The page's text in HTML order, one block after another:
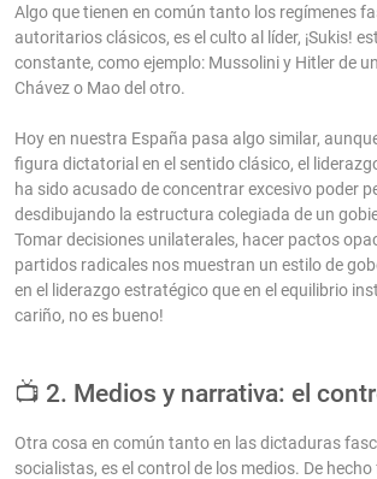
Algo que tienen en común tanto los regímenes
autoritarios clásicos, es el culto al líder, ¡Sukis!
constante, como ejemplo: Mussolini y Hitler de
Chávez o Mao del otro.
Hoy en nuestra España pasa algo similar,
figura dictatorial en el sentido clásico, el
ha sido acusado de concentrar excesivo poder
desdibujando la estructura colegiada de un
Tomar decisiones unilaterales, hacer pactos
partidos radicales nos muestran un estilo de
en el liderazgo estratégico que en el equilibrio
cariño, no es bueno!
📺 2. Medios y narrativa: el
Otra cosa en común tanto en las dictaduras
socialistas, es el control de los medios. De